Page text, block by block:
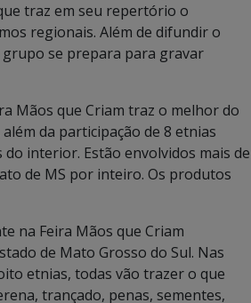
traz em seu repertório o
regionais. Além de difundir o
se prepara para gravar
Mãos que Criam traz o melhor do
da participação de 8 etnias
interior. Estão envolvidos mais de
de MS por inteiro. Os produtos
na Feira Mãos que Criam
de Mato Grosso do Sul. Nas
etnias, todas vão trazer o que
trançado, penas, sementes,